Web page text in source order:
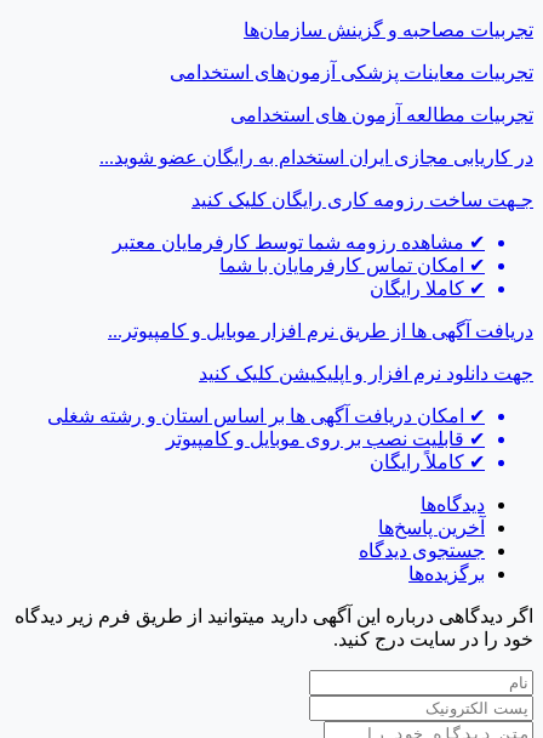
تجربیات مصاحبه و گزینش سازمان‌ها
تجربیات معاینات پزشکی آزمون‌های استخدامی
تجربیات مطالعه آزمون های استخدامی
در کاریابی مجازی ایران استخدام به رایگان عضو شوید...
جـهت ساخت رزومه کاری رایگان کلیک کنید
✔ مشاهده رزومه شما توسط کارفرمایان معتبر
✔
امکان تماس کارفرمایان با شما
✔ کاملا رایگان
دریافت آگهی ها از طریق نرم افزار موبایل و کامپیوتر...
جهت دانلود نرم افزار و اپلیکیشن کلیک کنید
✔
امکان دریافت آگهی ها بر اساس استان و رشته شغلی
✔ قابلیت نصب بر روی موبایل و کامپیوتر
✔ کاملاً رایگان
دیدگاه‌ها
آخرین پاسخ‌ها
جستجوی دیدگاه
برگزیده‌ها
اگر دیدگاهی درباره این آگهی دارید میتوانید از طریق فرم زیر دیدگاه
خود را در سایت درج کنید.